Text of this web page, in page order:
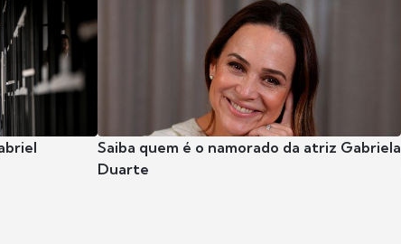
Saiba quem é o namorado da atriz Gabriela
Duarte